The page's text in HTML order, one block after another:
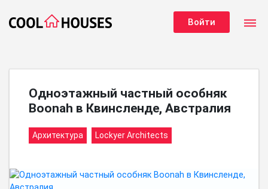
Войти dehaze
Одноэтажный частный особняк
Boonah в Квинсленде, Австралия
Архитектура Lockyer Architects